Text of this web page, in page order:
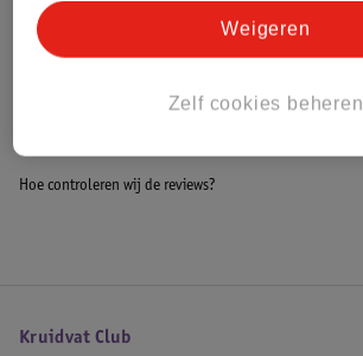
Hoe controleren wij de reviews?
Kruidvat Club
Zelf cookies beheren
Weigeren